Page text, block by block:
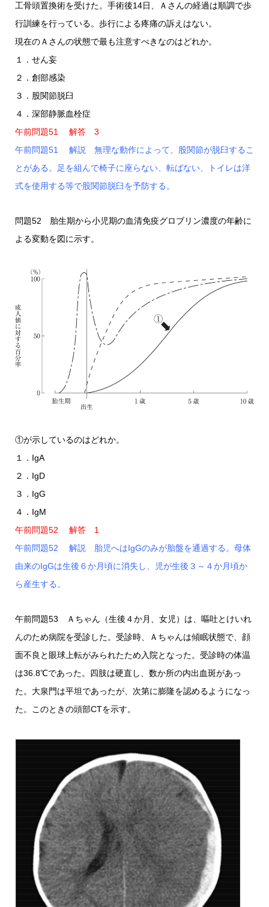
工骨頭置換術を受けた。手術後14日、Ａさんの経過は順調で歩
行訓練を行っている。歩行による疼痛の訴えはない。
現在のＡさんの状態で最も注意すべきなのはどれか。
１．せん妄
２．創部感染
３．股関節脱臼
４．深部静脈血栓症
午前問題51 解答 3
午前問題51 解説 無理な動作によって、股関節が脱臼するこ
とがある。足を組んで椅子に座らない、転ばない、トイレは洋
式を使用する等で股関節脱臼を予防する。
問題52 胎生期から小児期の血清免疫グロブリン濃度の年齢に
よる変動を図に示す。
①が示しているのはどれか。
１．IgA
２．IgD
３．IgG
４．IgM
午前問題52 解答 1
午前問題52 解説 胎児へはIgGのみが胎盤を通過する。母体
由来のIgGは生後６か月頃に消失し、児が生後３～４か月頃か
ら産生する。
午前問題53 Ａちゃん（生後４か月、女児）は、嘔吐とけいれ
んのため病院を受診した。受診時、Ａちゃんは傾眠状態で、顔
面不良と眼球上転がみられたため入院となった。受診時の体温
は36.8℃であった。四肢は硬直し、数か所の内出血斑があっ
た。大泉門は平坦であったが、次第に膨隆を認めるようになっ
た。このときの頭部CTを示す。